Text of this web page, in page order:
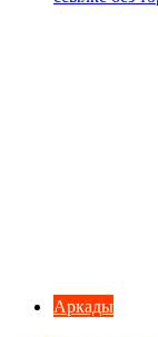
Аркады